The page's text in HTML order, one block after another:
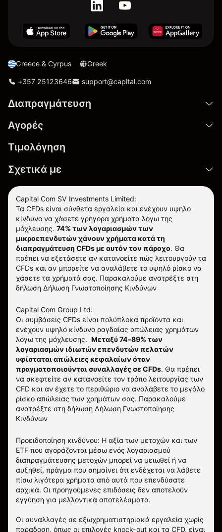
Greece & Cyrpus Greek
+357 25123646 support@capital.com
Διαπραγμάτευση
Αγορές
Τιμολόγηση
Σχετικά με
Capital Com SV Investments Limited:
Τα CFDs είναι σύνθετα εργαλεία και ενέχουν υψηλό
κίνδυνο να χάσετε γρήγορα χρήματα λόγω της
μόχλευσης. 74% των λογαριασμών των
μικροεπενδυτών χάνουν χρήματα κατά τη
διαπραγμάτευση CFDs με αυτόν τον πάροχο. Θα
πρέπει να εξετάσετε αν κατανοείτε πώς λειτουργούν τα
CFDs και αν μπορείτε να αναλάβετε το υψηλό ρίσκο να
χάσετε τα χρήματά σας. Παρακαλούμε ανατρέξτε στη
δήλωση Δήλωση Γνωστοποίησης Κινδύνων
Capital Com Group Ltd:
Οι συμβάσεις CFDs είναι πολύπλοκα προϊόντα και
ενέχουν υψηλό κίνδυνο ραγδαίας απώλειας χρημάτων
λόγω της μόχλευσης. Μεταξύ 74–89% των
λογαριασμών ιδιωτών επενδυτών πελατών
υφίσταται απώλειες κεφαλαίων όταν
πραγματοποιούνται συναλλαγές σε CFDs. Θα πρέπει
να σκεφτείτε αν κατανοείτε τον τρόπο λειτουργίας των
CFD και αν έχετε το περιθώριο να αναλάβετε το μεγάλο
ρίσκο απώλειας των χρημάτων σας. Παρακαλούμε
ανατρέξτε στη δήλωση Δήλωση Γνωστοποίησης
Κινδύνων
Προειδοποίηση κινδύνου: Η αξία των μετοχών και των
ETF που αγοράζονται μέσω ενός λογαριασμού
διαπραγμάτευσης μετοχών μπορεί να μειωθεί ή να
αυξηθεί, πράγμα που σημαίνει ότι ενδέχεται να λάβετε
πίσω λιγότερα χρήματα από αυτά που επενδύσατε
αρχικά. Οι προηγούμενες επιδόσεις δεν αποτελούν
εγγύηση για μελλοντικά αποτελέσματα.
Οι συναλλαγές σε εξωχρηματιστηριακά εργαλεία χωρίς
παράδοση, όπως οι επιλογές knock-out και τα CFD, είναι